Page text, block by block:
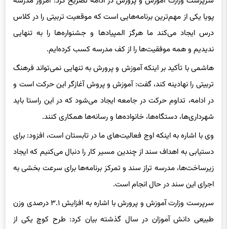
درس ایجاد می‌کند ما هرگز المپیادها و جشنواره‌ها را به تنهایی
ندیدیم و همه موفقیت‌ها را از کف مدرسه کسب کرده‌ایم‌.
هاشمی با تأکید بر اینکه آموزش و پرورش به تنهایی نمی‌تواند فرهنگ
تربیتی را نهادینه کند، گفت: آموزش و پروش آغازگر این حرکت است و
در ادامه، تداوم حرکت در جامعه ایجاد می‌شود که در این راستا باید
شهرداری‌ها، دستگاه‌ها، خانواده‌ها و رسانه‌ها همکاری کنند.
وی با اشاره به اینکه اوج فعالیت‌های ما در تابستان است، افزود: برای
دستیابی به اهداف سند از چندین مسیر کار را دنبال می‌کنیم که ایجاد
زیرساخت‌ها، مدرسه تراز سند و تمرکز برنامه‌ها برای سرعت بخشی به
اجرای این سند در حال انجام است.
طبیعی دانش آموزان در سال گذشته بیان کرد: طرح کوچ یکی از
موفق‌ترینپروژه‌های فرهنگی کشور بود که در شرایط زیست‌بومکرونا